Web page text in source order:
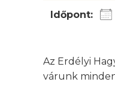
Időpont:
Az Erdélyi
várunk